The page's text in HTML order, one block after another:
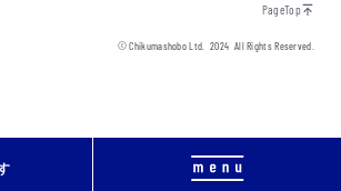
PageTop
© Chikumashobo Ltd.2024 All Rights Reserved.